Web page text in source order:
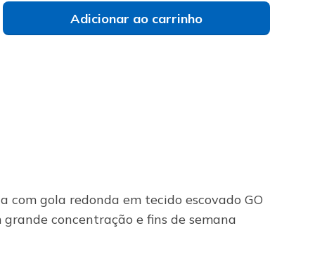
Adicionar ao carrinho
gola redonda em tecido escovado GO
concentração e fins de semana